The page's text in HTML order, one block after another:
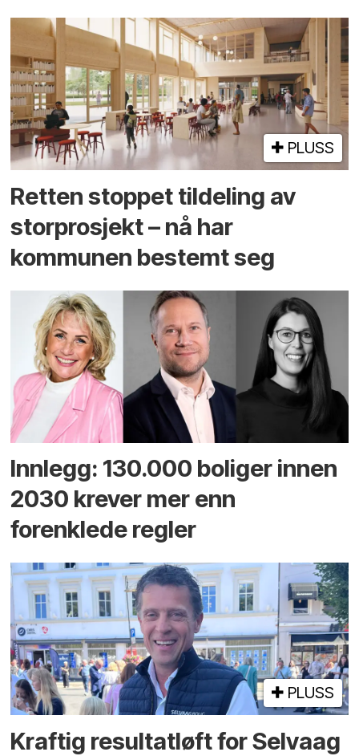
PLUSS
Retten stoppet tildeling av
storprosjekt – nå har
kommunen bestemt seg
Innlegg: 130.000 boliger innen
2030 krever mer enn
forenklede regler
PLUSS
Kraftig resultatløft for Selvaag